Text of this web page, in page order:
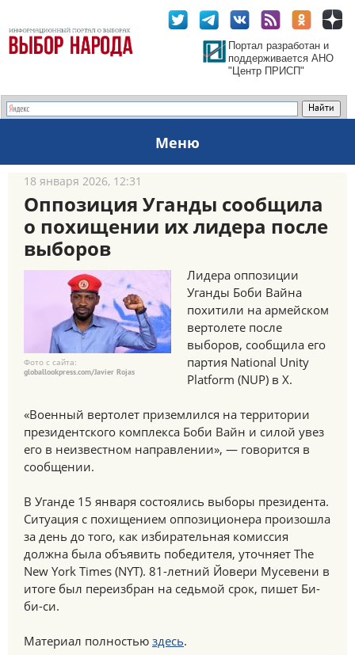
Портал разработан и
поддерживается АНО
"Центр ПРИСП"
Меню
18 января 2026, 12:31
Оппозиция Уганды сообщила
о похищении их лидера после
выборов
Фото с сайта:
globallookpress.com/Javier Rojas
Лидера оппозиции
Уганды Боби Вайна
похитили на армейском
вертолете после
выборов, сообщила его
партия National Unity
Platform (NUP) в Х.
«Военный вертолет приземлился на территории
президентского комплекса Боби Вайн и силой увез
его в неизвестном направлении», — говорится в
сообщении.
В Уганде 15 января состоялись выборы президента.
Ситуация с похищением оппозиционера произошла
за день до того, как избирательная комиссия
должна была объявить победителя, уточняет The
New York Times (NYT). 81-летний Йовери Мусевени в
итоге был переизбран на седьмой срок, пишет Би-
би-си.
Материал полностью здесь.